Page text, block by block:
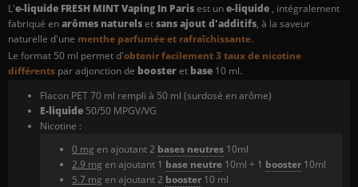
L'e-liquide FRESH MINT Vaping In Parisest une-liquide , intégralement
fabriqué enarômes naturelsetsans ajout d'additifs, à la saveur
naturelle d'une menthe parfumée et rafraîchissante.
Le format 50 ml permet d'obtenir facilement 3 taux de nicotine
différents par adjonction de boosteret base 10 ml.
Flacon PET 70 ml rempli à 50 ml (surdosé en arôme)
E-liquide 50/50 MPGV/VG
Nicotine :
0 mg en ajoutant 2 bases neutres 10ml
2.9 mg en ajoutant 1 base neutre 10ml + 1 booster 10ml
5.7 mg en ajoutant 2 booster 10 ml